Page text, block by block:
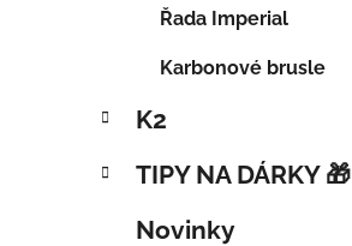
Řada Imperial
Karbonové brusle
K2
TIPY NA DÁRKY 🎁
Novinky